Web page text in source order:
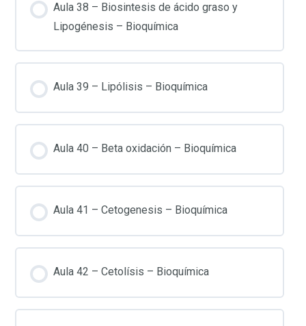
Aula 38 – Biosintesis de ácido graso y
Lipogénesis – Bioquímica
Aula 39 – Lipólisis – Bioquímica
Aula 40 – Beta oxidación – Bioquímica
Aula 41 – Cetogenesis – Bioquímica
Aula 42 – Cetolísis – Bioquímica